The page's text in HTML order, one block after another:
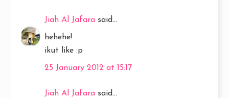
Jiah Al Jafara said...
hehehe!
ikut like :p
25 January 2012 at 15:17
Jiah Al Jafara said...